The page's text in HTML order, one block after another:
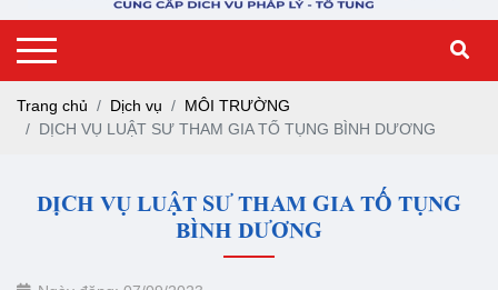
Trang chủ Dịch vụ
MÔI TRƯỜNG
DỊCH VỤ LUẬT SƯ THAM GIA TỐ TỤNG BÌNH DƯƠNG
DỊCH VỤ LUẬT SƯ THAM GIA TỐ TỤNG
BÌNH DƯƠNG